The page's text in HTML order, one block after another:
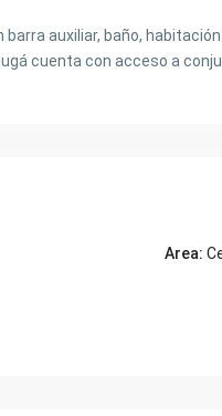
auxiliar, baño,
cuenta con acceso a
Area: